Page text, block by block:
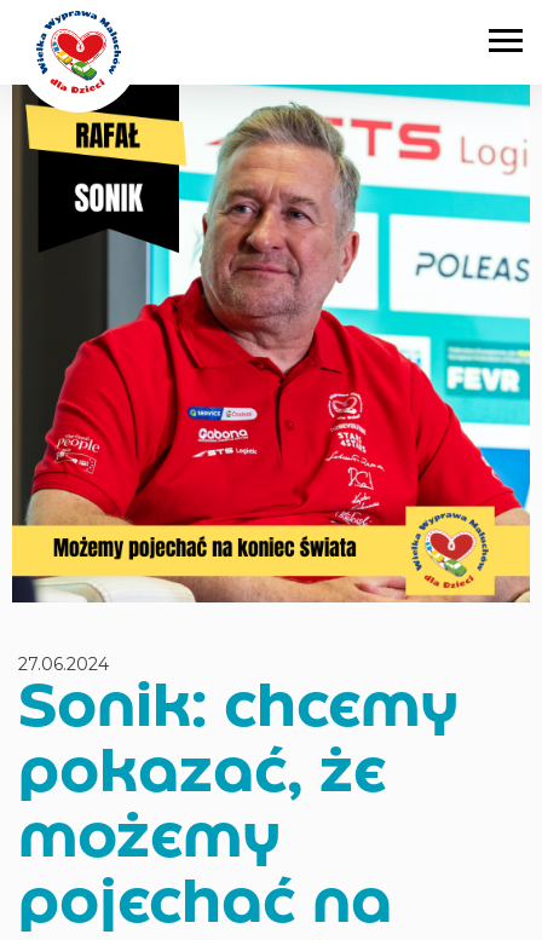
Main Navigation
27.06.2024
Sonik: chcemy
pokazać, że
możemy
pojechać na